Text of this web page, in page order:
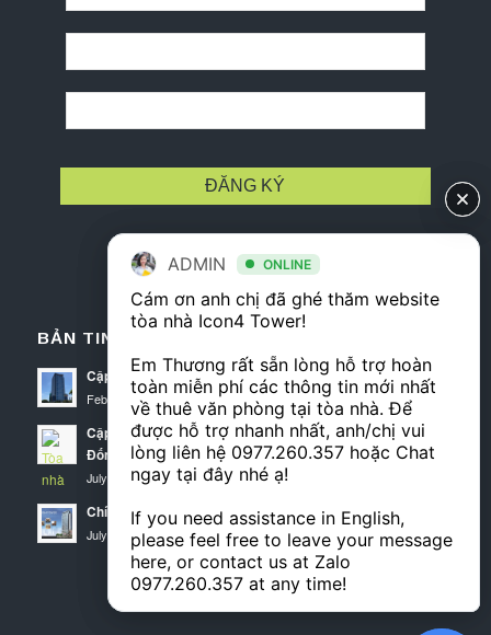
BẢN TIN ICON4 TOWER
Cập nhật diện tích trống tháng 3 tại Icon4 Tower
February 25, 2020 - 7:09 am
Cập nhật thông tin cho thuê văn phòng Icon4 Tower quận
Đống Đa
July 25, 2019 - 4:13 am
Chính sách thuê văn phòng Icon 4 Tower
July 10, 2019 - 10:32 am
ADMIN ONLINE
Cám ơn anh chị đã ghé thăm website
tòa nhà Icon4 Tower!
Em Thương rất sẵn lòng hỗ trợ hoàn
toàn miễn phí các thông tin mới nhất
về thuê văn phòng tại tòa nhà. Để
được hỗ trợ nhanh nhất, anh/chị vui
lòng liên hệ 0977.260.357 hoặc Chat
ngay tại đây nhé ạ!
If you need assistance in English,
please feel free to leave your message
0977.260.357 at any time!
ADMIN ONLINE
Cám ơn anh chị đã ghé thăm website
tòa nhà Icon4 Tower!
Em Thương rất sẵn lòng hỗ trợ hoàn
toàn miễn phí các thông tin mới nhất
về thuê văn phòng tại tòa nhà. Để
được hỗ trợ nhanh nhất, anh/chị vui
lòng liên hệ 0977.260.357 hoặc Chat
ngay tại đây nhé ạ!
If you need assistance in English,
please feel free to leave your message
0977.260.357 at any time!